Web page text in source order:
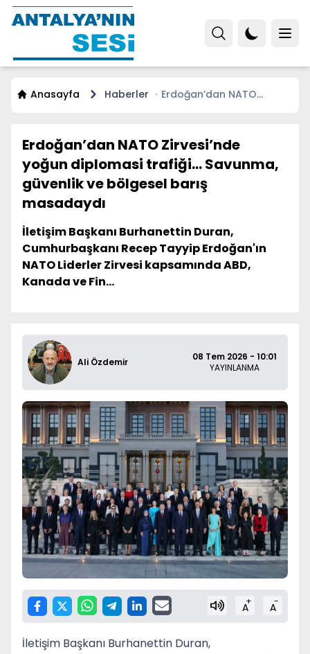
Anasayfa Haberler
Erdoğan’dan NATO
Savunma, güvenlik ve
bölgesel barış
masadaydı
Erdoğan’dan NATO Zirvesi’nde
yoğun diplomasi trafiği... Savunma,
güvenlik ve bölgesel barış
masadaydı
İletişim Başkanı Burhanettin Duran,
Cumhurbaşkanı Recep Tayyip Erdoğan'ın
NATO Liderler Zirvesi kapsamında ABD,
Kanada ve Fin...
Ali Özdemir
08 Tem 2026 - 10:01
YAYINLANMA
A+ A-
İletişim Başkanı Burhanettin Duran,